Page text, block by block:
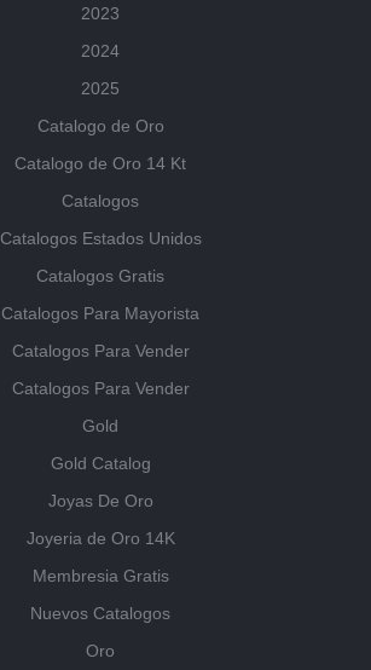
2023
2024
2025
Catalogo de Oro
Catalogo de Oro 14 Kt
Catalogos
Catalogos Estados Unidos
Catalogos Gratis
Catalogos Para Mayorista
Catalogos Para Vender
Catalogos Para Vender
Gold
Gold Catalog
Joyas De Oro
Joyeria de Oro 14K
Membresia Gratis
Nuevos Catalogos
Oro